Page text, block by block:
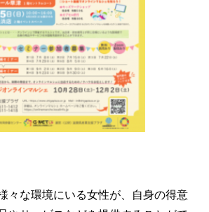
々な環境にいる女性が、自身の得意